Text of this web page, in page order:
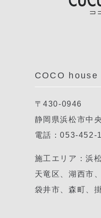
COCO house
〒430-0946
静岡県浜松市中
電話：053-452-
施工エリア：浜
天竜区、湖西市
袋井市、森町、